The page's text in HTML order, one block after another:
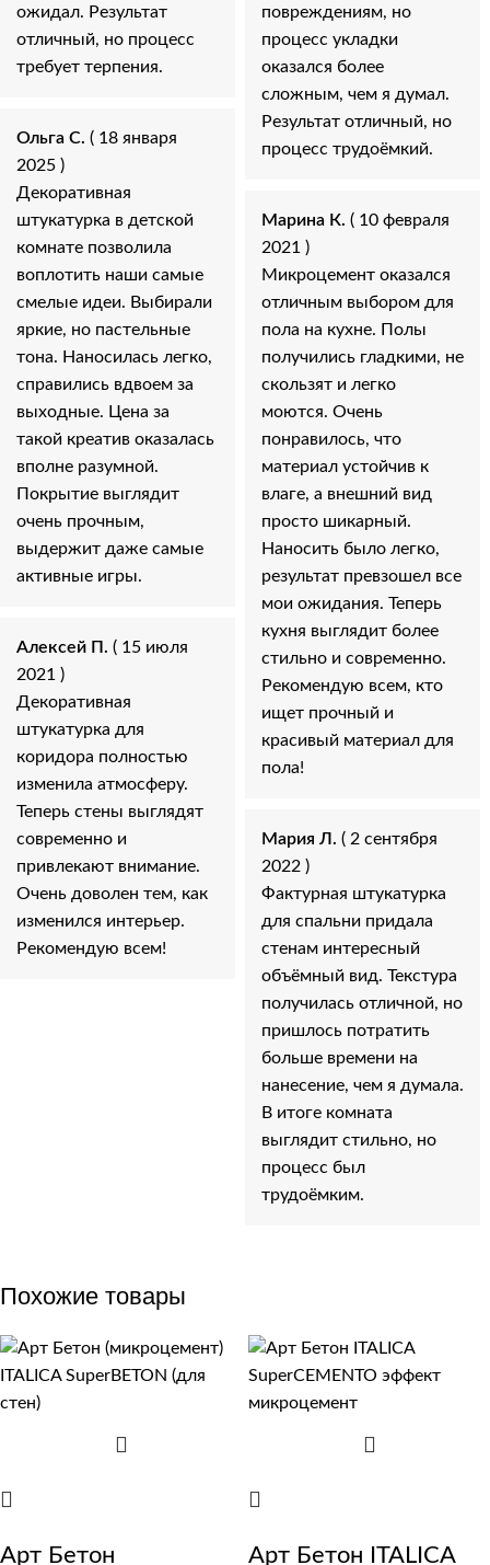
ожидал. Результат
отличный, но процесс
требует терпения.
Ольга С. ( 18 января
2025 )
Декоративная
штукатурка в детской
комнате позволила
воплотить наши самые
смелые идеи. Выбирали
яркие, но пастельные
тона. Наносилась легко,
справились вдвоем за
выходные. Цена за
такой креатив оказалась
вполне разумной.
Покрытие выглядит
очень прочным,
выдержит даже самые
активные игры.
Алексей П. ( 15 июля
2021 )
Декоративная
штукатурка для
коридора полностью
изменила атмосферу.
Теперь стены выглядят
современно и
привлекают внимание.
Очень доволен тем, как
изменился интерьер.
Рекомендую всем!
повреждениям, но
процесс укладки
оказался более
сложным, чем я думал.
Результат отличный, но
процесс трудоёмкий.
Марина К. ( 10 февраля
2021 )
Микроцемент оказался
отличным выбором для
пола на кухне. Полы
получились гладкими, не
скользят и легко
моются. Очень
понравилось, что
материал устойчив к
влаге, а внешний вид
просто шикарный.
Наносить было легко,
результат превзошел все
мои ожидания. Теперь
кухня выглядит более
стильно и современно.
Рекомендую всем, кто
ищет прочный и
красивый материал для
пола!
Мария Л. ( 2 сентября
2022 )
Фактурная штукатурка
для спальни придала
стенам интересный
объёмный вид. Текстура
получилась отличной, но
пришлось потратить
больше времени на
нанесение, чем я думала.
В итоге комната
выглядит стильно, но
процесс был
трудоёмким.
Похожие товары
Арт Бетон Арт Бетон ITALICA